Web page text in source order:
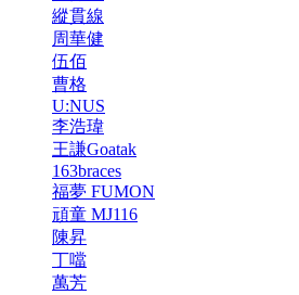
縱貫線
周華健
伍佰
曹格
U:NUS
李浩瑋
王謙Goatak
163braces
福夢 FUMON
頑童 MJ116
陳昇
丁噹
萬芳